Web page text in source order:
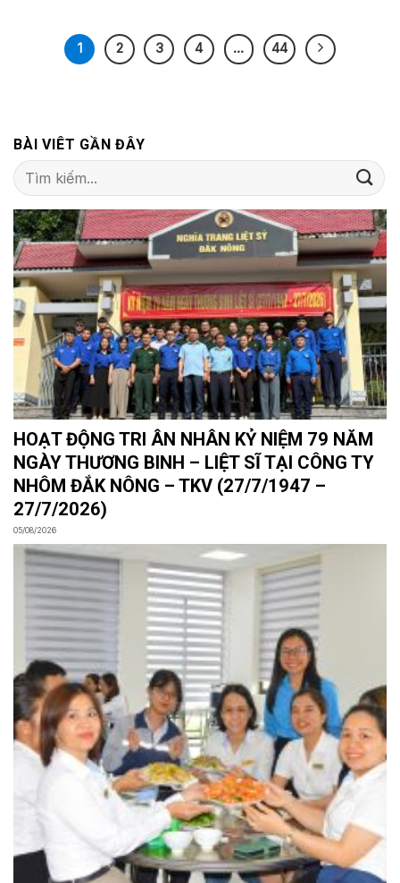
1 2 3 4 … 44
BÀI VIÊT GẦN ĐÂY
HOẠT ĐỘNG TRI ÂN NHÂN KỶ NIỆM 79 NĂM
NGÀY THƯƠNG BINH – LIỆT SĨ TẠI CÔNG TY
NHÔM ĐẮK NÔNG – TKV (27/7/1947 –
27/7/2026)
05/08/2026